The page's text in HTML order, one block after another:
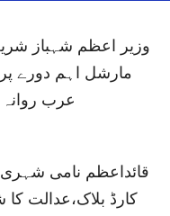
وزیر اعظم شہباز
مارشل اہم دورے
عرب روانہ
قائداعظم نامی شہری
کارڈ بلاک،عدالت